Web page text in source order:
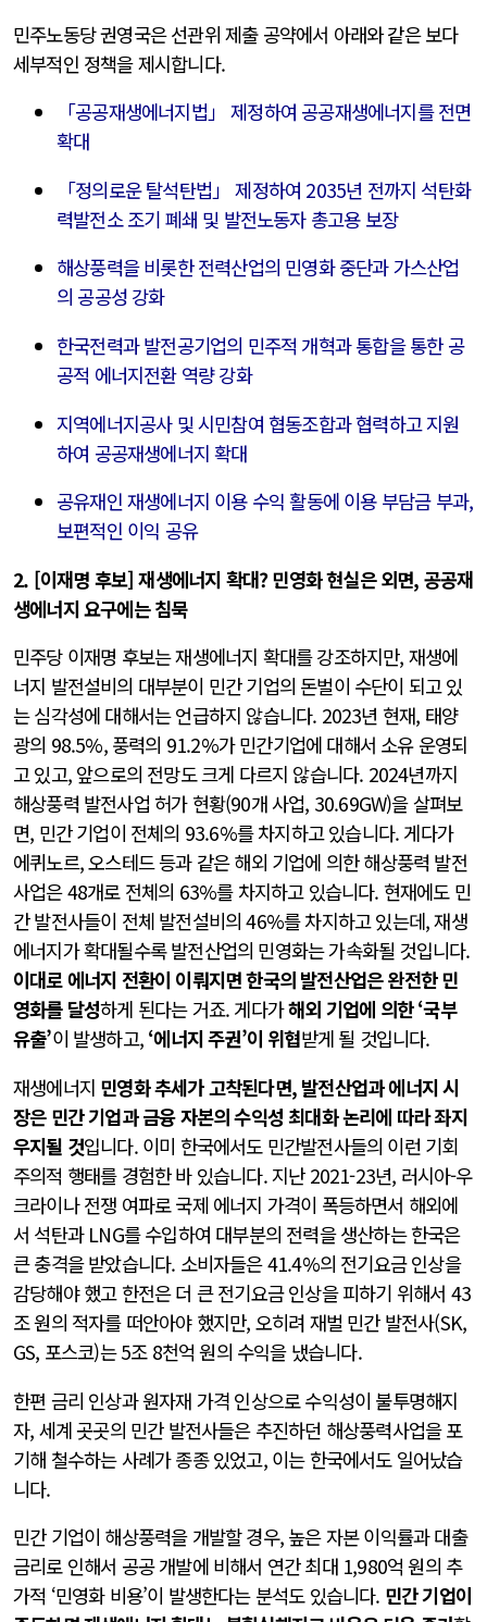
민주노동당 권영국은 선관위 제출 공약에서 아래와 같은 보다
세부적인 정책을 제시합니다.
「공공재생에너지법」 제정하여 공공재생에너지를 전면
확대
「정의로운 탈석탄법」 제정하여 2035년 전까지 석탄화
력발전소 조기 폐쇄 및 발전노동자 총고용 보장
해상풍력을 비롯한 전력산업의 민영화 중단과 가스산업
의 공공성 강화
한국전력과 발전공기업의 민주적 개혁과 통합을 통한 공
공적 에너지전환 역량 강화
지역에너지공사 및 시민참여 협동조합과 협력하고 지원
하여 공공재생에너지 확대
공유재인 재생에너지 이용 수익 활동에 이용 부담금 부과,
보편적인 이익 공유
2. [이재명 후보] 재생에너지 확대? 민영화 현실은 외면, 공공재
생에너지 요구에는 침묵
민주당 이재명 후보는 재생에너지 확대를 강조하지만, 재생에
너지 발전설비의 대부분이 민간 기업의 돈벌이 수단이 되고 있
는 심각성에 대해서는 언급하지 않습니다. 2023년 현재, 태양
광의 98.5%, 풍력의 91.2%가 민간기업에 대해서 소유 운영되
고 있고, 앞으로의 전망도 크게 다르지 않습니다. 2024년까지
해상풍력 발전사업 허가 현황(90개 사업, 30.69GW)을 살펴보
면, 민간 기업이 전체의 93.6%를 차지하고 있습니다. 게다가
에퀴노르, 오스테드 등과 같은 해외 기업에 의한 해상풍력 발전
사업은 48개로 전체의 63%를 차지하고 있습니다. 현재에도 민
간 발전사들이 전체 발전설비의 46%를 차지하고 있는데, 재생
에너지가 확대될수록 발전산업의 민영화는 가속화될 것입니다.
이대로 에너지 전환이 이뤄지면 한국의 발전산업은 완전한 민
영화를 달성하게 된다는 거죠. 게다가해외 기업에 의한 ‘국부
유출’이 발생하고, ‘에너지 주권’이 위협받게 될 것입니다.
재생에너지 민영화 추세가 고착된다면, 발전산업과 에너지 시
장은 민간 기업과 금융 자본의 수익성 최대화 논리에 따라 좌지
우지될 것입니다. 이미 한국에서도 민간발전사들의 이런 기회
주의적 행태를 경험한 바 있습니다. 지난 2021-23년, 러시아-우
크라이나 전쟁 여파로 국제 에너지 가격이 폭등하면서 해외에
서 석탄과 LNG를 수입하여 대부분의 전력을 생산하는 한국은
큰 충격을 받았습니다. 소비자들은 41.4%의 전기요금 인상을
감당해야 했고 한전은 더 큰 전기요금 인상을 피하기 위해서 43
조 원의 적자를 떠안아야 했지만, 오히려 재벌 민간 발전사(SK,
GS, 포스코)는 5조 8천억 원의 수익을 냈습니다.
한편 금리 인상과 원자재 가격 인상으로 수익성이 불투명해지
자, 세계 곳곳의 민간 발전사들은 추진하던 해상풍력사업을 포
기해 철수하는 사례가 종종 있었고, 이는 한국에서도 일어났습
니다.
민간 기업이 해상풍력을 개발할 경우, 높은 자본 이익률과 대출
금리로 인해서 공공 개발에 비해서 연간 최대 1,980억 원의 추
가적 ‘민영화 비용’이 발생한다는 분석도 있습니다. 민간 기업이